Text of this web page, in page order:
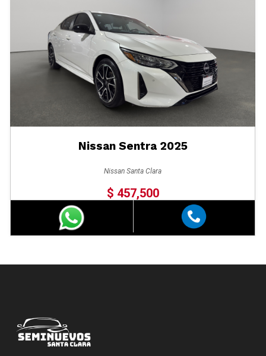
Nissan Sentra 2025
Nissan Santa Clara
$ 457,500